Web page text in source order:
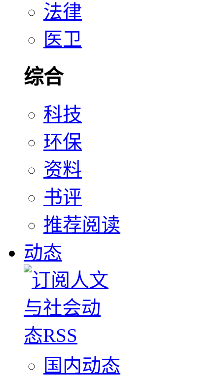
法律
医卫
综合
科技
环保
资料
书评
推荐阅读
动态
国内动态